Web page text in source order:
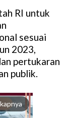
RI untuk
sesuai
2023,
pertukaran
publik.